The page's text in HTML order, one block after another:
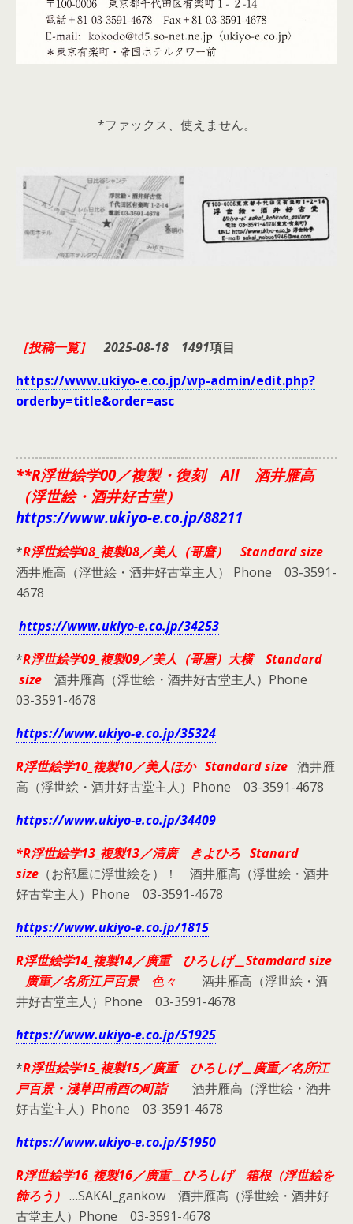
*ファックス、使えません。
［投稿一覧］2025-08-18 1491項目
https://www.ukiyo-e.co.jp/wp-admin/edit.php?
orderby=title&order=asc
**R浮世絵学00／複製・復刻 All 酒井雁高
（浮世絵・酒井好古堂）
https://www.ukiyo-e.co.jp/88211
*R浮世絵学08_複製08／美人（哥麿） Standard size
酒井雁高（浮世絵・酒井好古堂主人） Phone 03-3591-
4678
https://www.ukiyo-e.co.jp/34253
*R浮世絵学09_複製09／美人（哥麿）大横 Standard
size 酒井雁高（浮世絵・酒井好古堂主人）Phone
03-3591-4678
https://www.ukiyo-e.co.jp/35324
R浮世絵学10_複製10／美人ほか Standard size 酒井雁
高（浮世絵・酒井好古堂主人）Phone 03-3591-4678
https://www.ukiyo-e.co.jp/34409
*R浮世絵学13_複製13／清廣 きよひろ Stanard
size （お部屋に浮世絵を）！ 酒井雁高（浮世絵・酒井
好古堂主人）Phone 03-3591-4678
https://www.ukiyo-e.co.jp/1815
R浮世絵学14_複製14／廣重 ひろしげ＿Stamdard size
廣重／名所江戸百景色々 酒井雁高（浮世絵・酒
井好古堂主人）Phone 03-3591-4678
https://www.ukiyo-e.co.jp/51925
*R浮世絵学15_複製15／廣重 ひろしげ＿廣重／名所江
戸百景・淺草田甫酉の町詣
酒井雁高（浮世絵・酒井
好古堂主人）Phone 03-3591-4678
https://www.ukiyo-e.co.jp/51950
R浮世絵学16_複製16／廣重＿ひろしげ 箱根（浮世絵を
飾ろう） …SAKAI_gankow 酒井雁高（浮世絵・酒井好
古堂主人）Phone 03-3591-4678